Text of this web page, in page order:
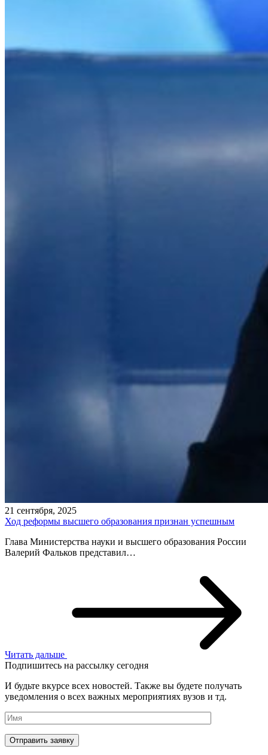
21 сентября, 2025
Ход реформы высшего образования признан успешным
Глава Министерства науки и высшего образования России
Валерий Фальков представил…
Читать дальше
Подпишитесь на рассылку сегодня
И будьте вкурсе всех новостей. Также вы будете получать
уведомления о всех важных мероприятиях вузов и тд.